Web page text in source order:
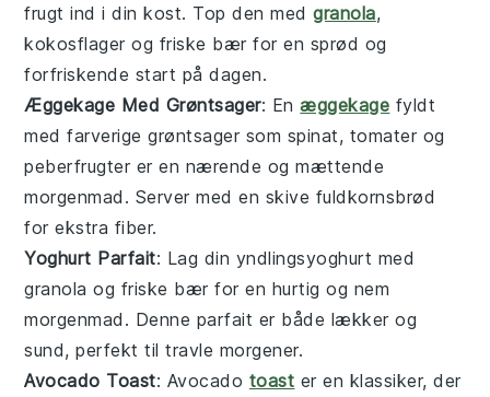
frugt ind i din kost. Top den medgranola,
kokosflager og friske bær for en sprød og
forfriskende start på dagen.
Æggekage Med Grøntsager: Enæggekage fyldt
med farverigegrøntsager som spinat, tomater og
peberfrugter er en nærende og mættende
morgenmad. Server med en skive fuldkornsbrød
for ekstra fiber.
Yoghurt Parfait: Lag din yndlingsyoghurt med
granola og friske bær for en hurtig og nem
morgenmad. Denne parfait er både lækker og
sund, perfekt til travle morgener.
Avocado Toast: Avocado toast er en klassiker, der